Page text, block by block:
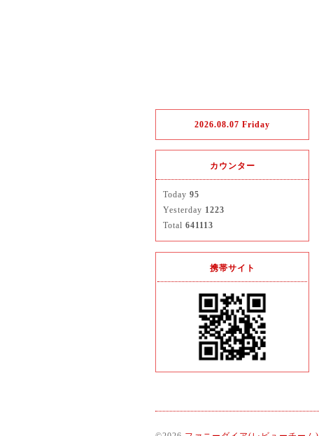
2026.08.07 Friday
カウンター
Today 95
Yesterday 1223
Total 641113
携帯サイト